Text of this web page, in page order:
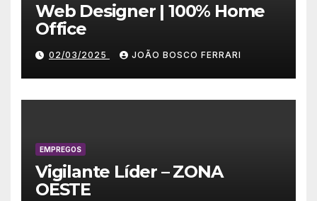
Web Designer | 100% Home
Office
02/03/2025 JOÃO BOSCO FERRARI
EMPREGOS
Vigilante Líder – ZONA
OESTE